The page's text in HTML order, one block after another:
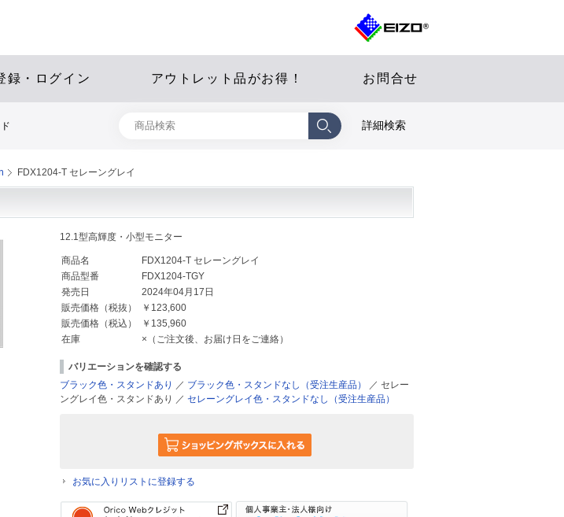
録・ログイン アウトレット品がお得！ お問合せ
詳細検索
FDX1204-T セレーングレイ
12.1型高輝度・小型モニター
商品名
FDX1204-T セレーングレイ
商品型番
FDX1204-TGY
発売日
2024年04月17日
販売価格（税抜）
￥123,600
販売価格（税込）
￥135,960
在庫
×（ご注文後、お届け日をご連絡）
バリエーションを確認する
ブラック色・スタンドあり ／ ブラック色・スタンドなし（受注生産品）
／ セレー
ングレイ色・スタンドあり ／ セレーングレイ色・スタンドなし（受注生産品）
お気に入りリストに登録する